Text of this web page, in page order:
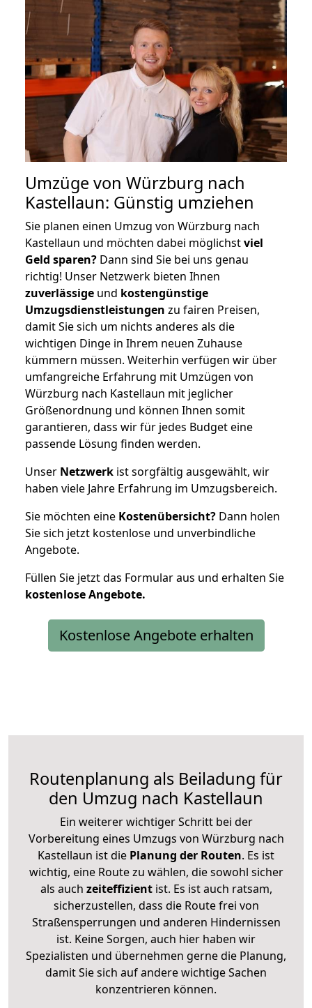
Umzüge von Würzburg nach
Kastellaun: Günstig umziehen
Sie planen einen Umzug von Würzburg nach
Kastellaun und möchten dabei möglichstviel
Geld sparen? Dann sind Sie bei uns genau
richtig! Unser Netzwerk bieten Ihnen
zuverlässige und kostengünstige
Umzugsdienstleistungen zu fairen Preisen,
damit Sie sich um nichts anderes als die
wichtigen Dinge in Ihrem neuen Zuhause
kümmern müssen. Weiterhin verfügen wir über
umfangreiche Erfahrung mit Umzügen von
Würzburg nach Kastellaun mit jeglicher
Größenordnung und können Ihnen somit
garantieren, dass wir für jedes Budget eine
passende Lösung finden werden.
Unser Netzwerk ist sorgfältig ausgewählt, wir
haben viele Jahre Erfahrung im Umzugsbereich.
Sie möchten eine Kostenübersicht? Dann holen
Sie sich jetzt kostenlose und unverbindliche
Angebote.
Füllen Sie jetzt das Formular aus und erhalten Sie
kostenloseAngebote.
Kostenlose Angebote erhalten
Routenplanung als Beiladung für
den Umzug nach Kastellaun
Ein weiterer wichtiger Schritt bei der
Vorbereitung eines Umzugs von Würzburg nach
Kastellaun ist die Planung der Routen. Es ist
wichtig, eine Route zu wählen, die sowohl sicher
als auch zeiteffizientist. Es ist auch ratsam,
sicherzustellen, dass die Route frei von
Straßensperrungen und anderen Hindernissen
ist. Keine Sorgen, auch hier haben wir
Spezialisten und übernehmen gerne die Planung,
damit Sie sich auf andere wichtige Sachen
konzentrieren können.